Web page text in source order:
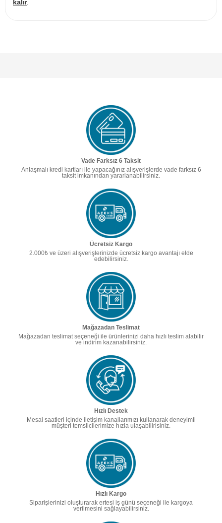
kalır.
Vade Farksız 6 Taksit
Anlaşmalı kredi kartları ile yapacağınız alışverişlerde vade farksız 6
taksit imkanından yararlanabilirsiniz.
Ücretsiz Kargo
2.000₺ ve üzeri alışverişlerinizde ücretsiz kargo avantajı elde
edebilirsiniz.
Mağazadan Teslimat
Mağazadan teslimat seçeneği ile ürünlerinizi daha hızlı teslim alabilir
ve indirim kazanabilirsiniz.
Hızlı Destek
Mesai saatleri içinde iletişim kanallarımızı kullanarak deneyimli
müşteri temsilcilerimize hızla ulaşabilirisiniz.
Hızlı Kargo
Siparişlerinizi oluşturarak ertesi iş günü seçeneği ile kargoya
verilmesini sağlayabilirsiniz.